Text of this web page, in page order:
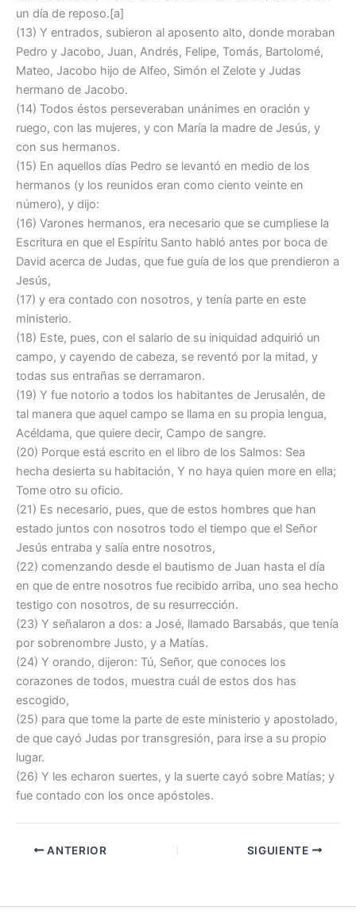
un día de reposo.[a]
(13) Y entrados, subieron al aposento alto, donde moraban
Pedro y Jacobo, Juan, Andrés, Felipe, Tomás, Bartolomé,
Mateo, Jacobo hijo de Alfeo, Simón el Zelote y Judas
hermano de Jacobo.
(14) Todos éstos perseveraban unánimes en oración y
ruego, con las mujeres, y con María la madre de Jesús, y
con sus hermanos.
(15) En aquellos días Pedro se levantó en medio de los
hermanos (y los reunidos eran como ciento veinte en
número), y dijo:
(16) Varones hermanos, era necesario que se cumpliese la
Escritura en que el Espíritu Santo habló antes por boca de
David acerca de Judas, que fue guía de los que prendieron a
Jesús,
(17) y era contado con nosotros, y tenía parte en este
ministerio.
(18) Este, pues, con el salario de su iniquidad adquirió un
campo, y cayendo de cabeza, se reventó por la mitad, y
todas sus entrañas se derramaron.
(19) Y fue notorio a todos los habitantes de Jerusalén, de
tal manera que aquel campo se llama en su propia lengua,
Acéldama, que quiere decir, Campo de sangre.
(20) Porque está escrito en el libro de los Salmos: Sea
hecha desierta su habitación, Y no haya quien more en ella;
Tome otro su oficio.
(21) Es necesario, pues, que de estos hombres que han
estado juntos con nosotros todo el tiempo que el Señor
Jesús entraba y salía entre nosotros,
(22) comenzando desde el bautismo de Juan hasta el día
en que de entre nosotros fue recibido arriba, uno sea hecho
testigo con nosotros, de su resurrección.
(23) Y señalaron a dos: a José, llamado Barsabás, que tenía
por sobrenombre Justo, y a Matías.
(24) Y orando, dijeron: Tú, Señor, que conoces los
corazones de todos, muestra cuál de estos dos has
escogido,
(25) para que tome la parte de este ministerio y apostolado,
de que cayó Judas por transgresión, para irse a su propio
lugar.
(26) Y les echaron suertes, y la suerte cayó sobre Matías; y
fue contado con los once apóstoles.
ANTERIOR SIGUIENTE